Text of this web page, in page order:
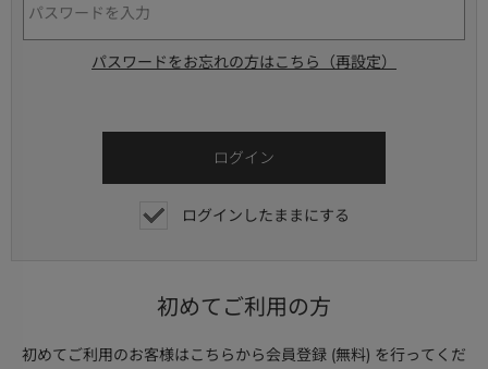
パスワードをお忘れの方はこちら（再設定）
ログインしたままにする
初めてご利用の方
初めてご利用のお客様はこちらから会員登録 (無料) を行ってくだ